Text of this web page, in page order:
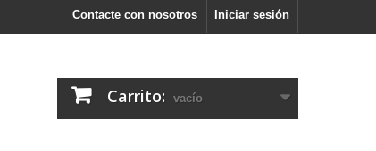
Iniciar sesión
Contacte con nosotros
Carrito: vacío